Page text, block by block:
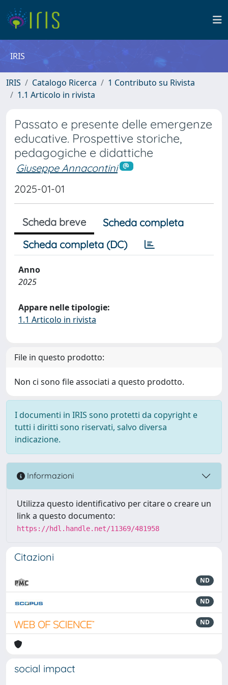
IRIS
IRIS Catalogo Ricerca
1 Contributo su Rivista
1.1 Articolo in rivista
Passato e presente delle emergenze
educative. Prospettive storiche,
pedagogiche e didattiche
Giuseppe Annacontini
2025-01-01
Scheda breve
Scheda completa
Scheda completa (DC)
Anno
2025
Appare nelle tipologie:
1.1 Articolo in rivista
File in questo prodotto:
Non ci sono file associati a questo prodotto.
I documenti in IRIS sono protetti da copyright e
tutti i diritti sono riservati, salvo diversa
indicazione.
Informazioni
Utilizza questo identificativo per citare o creare un
link a questo documento:
https://hdl.handle.net/11369/481958
Citazioni
ND
ND
ND
social impact